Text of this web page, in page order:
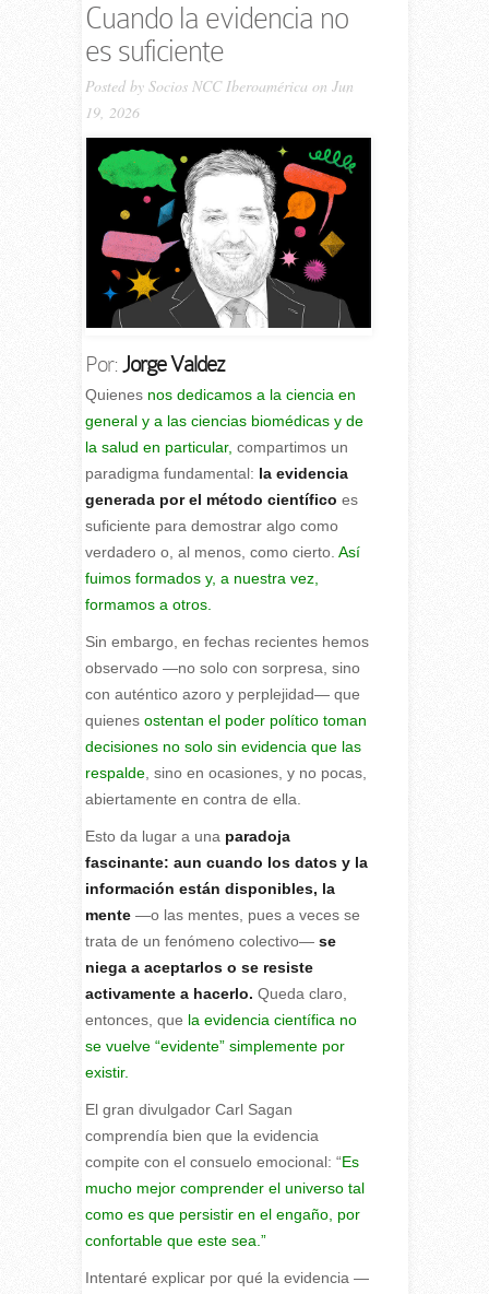
Cuando la evidencia no
es suficiente
Posted by Socios NCC Iberoamérica on Jun
19, 2026
Por: Jorge Valdez
Quienes nos dedicamos a la ciencia en
general y a las ciencias biomédicas y de
la salud en particular, compartimos un
paradigma fundamental: la evidencia
generada por el método científico es
suficiente para demostrar algo como
verdadero o, al menos, como cierto. Así
fuimos formados y, a nuestra vez,
formamos a otros.
Sin embargo, en fechas recientes hemos
observado —no solo con sorpresa, sino
con auténtico azoro y perplejidad— que
quienes ostentan el poder político toman
decisiones no solo sin evidencia que las
respalde, sino en ocasiones, y no pocas,
abiertamente en contra de ella.
Esto da lugar a una paradoja
fascinante: aun cuando los datos y la
información están disponibles, la
mente —o las mentes, pues a veces se
trata de un fenómeno colectivo— se
niega a aceptarlos o se resiste
activamente a hacerlo. Queda claro,
entonces, que la evidencia científica no
se vuelve “evidente” simplemente por
existir.
El gran divulgador Carl Sagan
comprendía bien que la evidencia
compite con el consuelo emocional: “Es
mucho mejor comprender el universo tal
como es que persistir en el engaño, por
confortable que este sea.”
Intentaré explicar por qué la evidencia —